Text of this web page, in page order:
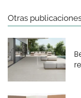
Otras